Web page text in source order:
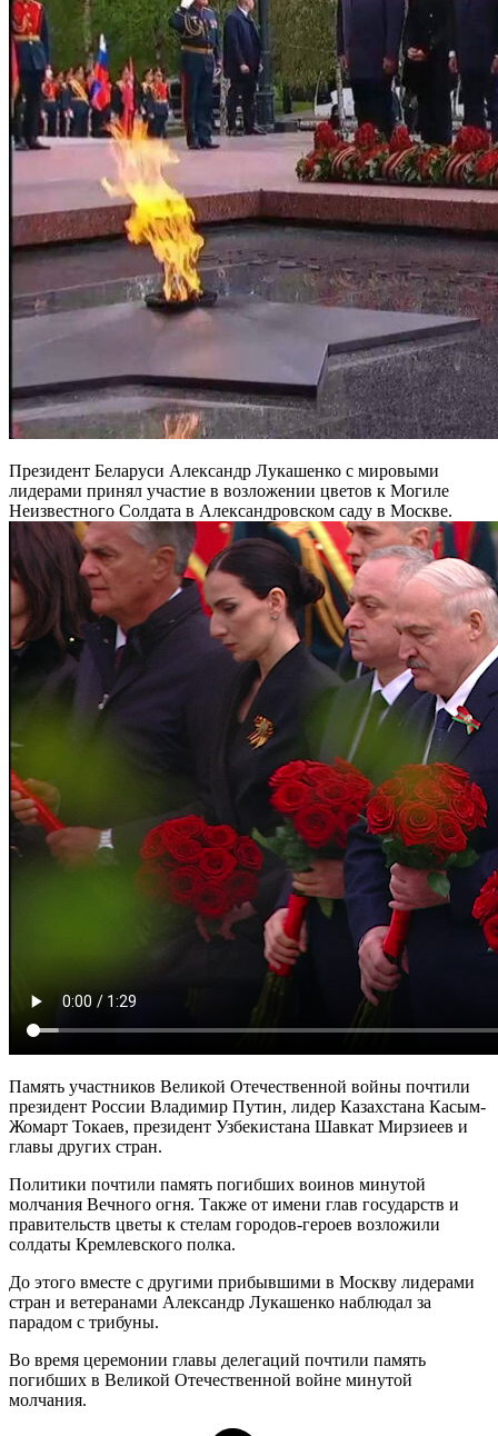
Президент Беларуси Александр Лукашенко с мировыми
лидерами принял участие в возложении цветов к Могиле
Неизвестного Солдата в Александровском саду в Москве.
Память участников Великой Отечественной войны почтили
президент России Владимир Путин, лидер Казахстана Касым-
Жомарт Токаев, президент Узбекистана Шавкат Мирзиеев и
главы других стран.
Политики почтили память погибших воинов минутой
молчания Вечного огня. Также от имени глав государств и
правительств цветы к стелам городов-героев возложили
солдаты Кремлевского полка.
До этого вместе с другими прибывшими в Москву лидерами
стран и ветеранами Александр Лукашенко наблюдал за
парадом с трибуны.
Во время церемонии главы делегаций почтили память
погибших в Великой Отечественной войне минутой
молчания.